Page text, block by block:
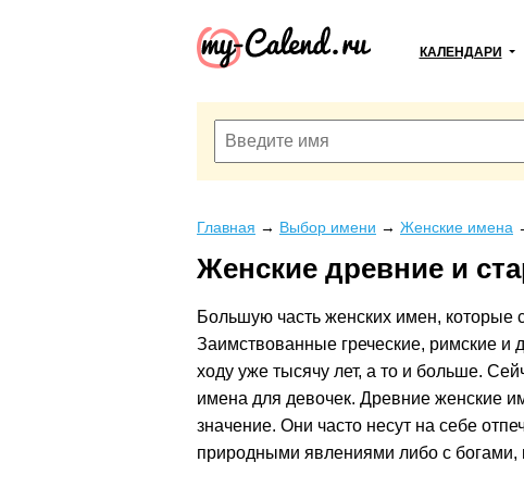
КАЛЕНДАРИ
Главная → Выбор имени → Женские имена
Женские древние и
Большую часть женских имен, которые
Заимствованные греческие, римские
ходу уже тысячу лет, а то и больше.
имена для девочек. Древние женские
значение. Они часто несут на себе
природными явлениями либо с богами,